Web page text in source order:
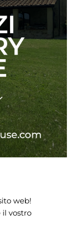
web!
vostro